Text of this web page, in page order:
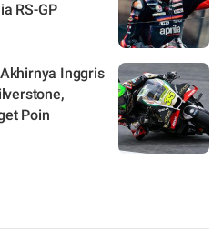
RS-GP
Inggris
Poin